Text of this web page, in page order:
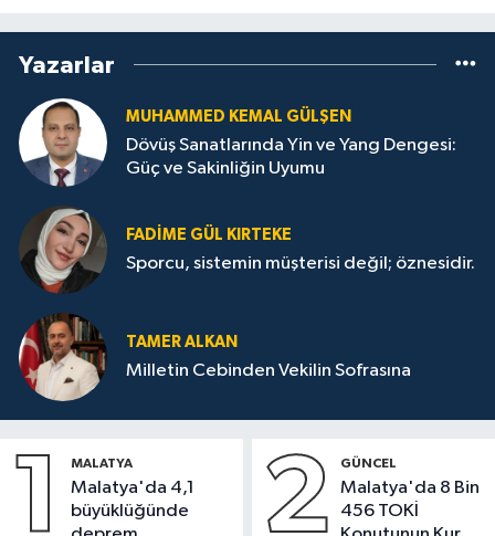
Yazarlar
MUHAMMED KEMAL GÜLŞEN
Dövüş Sanatlarında Yin ve Yang Dengesi:
Güç ve Sakinliğin Uyumu
FADIME GÜL KIRTEKE
Sporcu, sistemin müşterisi değil; öznesidir.
TAMER ALKAN
Milletin Cebinden Vekilin Sofrasına
1 MALATYA
Malatya'da 4,1
büyüklüğünde
2 GÜNCEL
Malatya'da 8 Bin
456 TOKİ